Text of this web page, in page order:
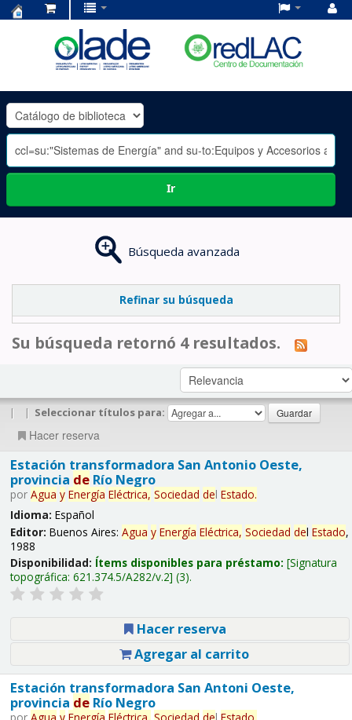
OLADE
-
Ir
Búsqueda avanzada
Refinar su búsqueda
Su búsqueda retornó 4 resultados.
| | Seleccionar títulos para:
Hacer reserva
Estación transformadora San Antonio Oeste,
provincia deRío Negro
por Agua y Energía Eléctrica, Sociedad del Estado.
Idioma: Español
Editor: Buenos Aires: Agua y Energía Eléctrica, Sociedad del Estado,
1988
Disponibilidad: Ítems disponibles para préstamo: Signatura
topográfica: 621.374.5/A282/v.2 (3).
Hacer reserva
Agregar al carrito
Estación transformadora San Antoni Oeste,
provincia deRío Negro